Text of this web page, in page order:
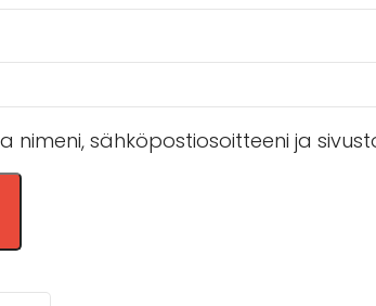
nimeni, sähköpostiosoitteeni ja